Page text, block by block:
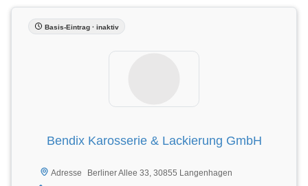
Basis-Eintrag · inaktiv
Bendix Karosserie & Lackierung GmbH
Adresse
Berliner Allee 33, 30855 Langenhagen